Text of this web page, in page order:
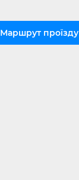
Маршрут проїзду